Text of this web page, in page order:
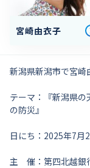
宮崎由衣子
新潟県新潟市で宮崎
テーマ：『新潟県
の防災』
日にち：2025年7
主 催：第四北越